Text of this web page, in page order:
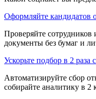
Оформляйте кандидатов
Проверяйте
документы без бумаг и
Ускорьте подбор в 2 раза
Автоматизируйте сбор
собирайте аналитику в 2